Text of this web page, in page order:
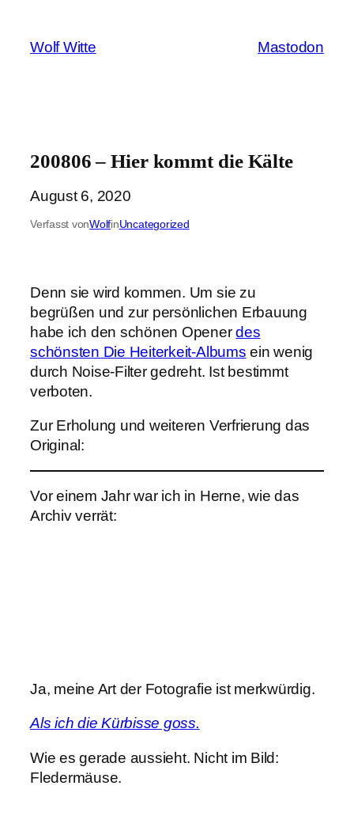
springen
Wolf Witte Mastodon
200806 – Hier kommt die Kälte
August 6, 2020
Verfasst vonWolfinUncategorized
Denn sie wird kommen. Um sie zu
begrüßen und zur persönlichen Erbauung
habe ich den schönen Openerdes
schönsten Die Heiterkeit-Albums ein wenig
durch Noise-Filter gedreht. Ist bestimmt
verboten.
Zur Erholung und weiteren Verfrierung das
Original:
Vor einem Jahr war ich in Herne, wie das
Archiv verrät:
Ja, meine Art der Fotografie ist merkwürdig.
Als ich die Kürbisse goss.
Wie es gerade aussieht. Nicht im Bild:
Fledermäuse.